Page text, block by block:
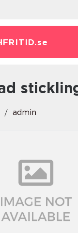
se
admin